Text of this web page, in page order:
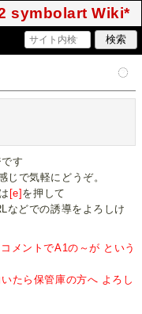
symbolart Wiki*
す
じで気軽にどうぞ。
[e]を押して
などでの誘導をよろしけ
メントでA1の～が という
たら保管庫の方へ よろし